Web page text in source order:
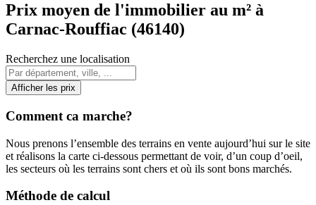
Prix moyen de l'immobilier au m² à
Carnac-Rouffiac (46140)
Recherchez une localisation
Afficher les prix
Comment ca marche?
Nous prenons l’ensemble des terrains en vente aujourd’hui sur le site
et réalisons la carte ci-dessous permettant de voir, d’un coup d’oeil,
les secteurs où les terrains sont chers et où ils sont bons marchés.
Méthode de calcul